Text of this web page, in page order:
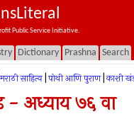
Public Service Initiative.
Dictionary Prashna Search
मराठी साहित्य पोथी आणि पुराण काशी
- अध्याय ७६ वा